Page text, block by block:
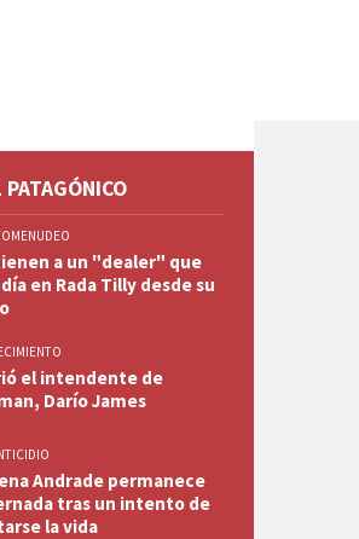
a un "dealer" que
en Rada Tilly desde su
el intendente de
Darío James
Andrade permanece
tras un intento de
la vida